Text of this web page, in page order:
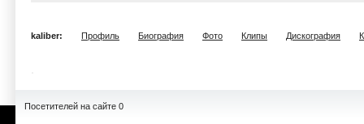
kaliber: Профиль Биография Фото Клипы Дискография
Посетителей на сайте 0